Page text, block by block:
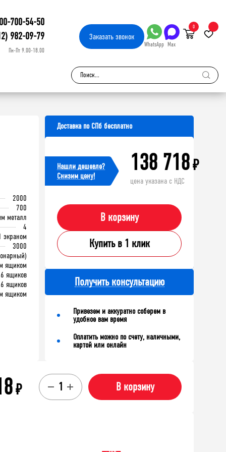
700-54-50
982-09-79
Пн-Пт 9.00-18.00
Заказатьзвонок
WhatsApp Max
0
2000
700
металл
4
экраном
3000
ящиком
6 ящиков
6 ящиков
ящиком
Доставка по СПб бесплатно
Нашли дешевле?
Cнизим цену!
138 718₽
цена указана с НДС
В корзину
Купить в 1 клик
Получить консультацию
Привезем и аккуратно соберем в
удобное вам время
Оплатить можно по счету, наличными,
картой или онлайн
₽ В корзину